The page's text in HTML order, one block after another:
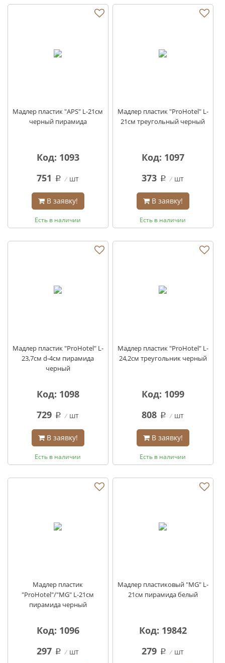
Мадлер пластик "APS" L-21см
черный пирамида
Код: 1093
751
q шт
В заявку!
Есть в наличии
Мадлер пластик "ProHotel" L-
21см треугольный черный
Код: 1097
373 q шт
В заявку!
Есть в наличии
Мадлер пластик "ProHotel" L-
23,7см d-4см пирамида
черный
Код: 1098
729 q шт
В заявку!
Есть в наличии
Мадлер пластик "ProHotel" L-
24,2см треугольник черный
Код: 1099
808 q шт
В заявку!
Есть в наличии
Мадлер пластик
"ProHotel"/"MG" L-21см
пирамида черный
Код: 1096
297 q шт
Мадлер пластиковый "MG" L-
21см пирамида белый
Код: 19842
279 q шт